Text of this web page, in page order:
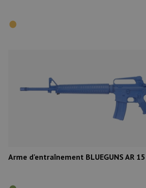
Arme d'entraînement BLUEGUNS AR 15